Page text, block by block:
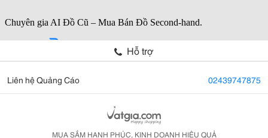
Hỗ trợ
Liên hệ Quảng Cáo 02439747875
MUA SẮM HẠNH PHÚC, KINH DOANH HIỆU QUẢ